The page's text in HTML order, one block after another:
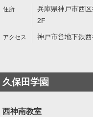
兵庫県神戸市西
2F
神戸市営地下鉄
久保田学園
西神南教室